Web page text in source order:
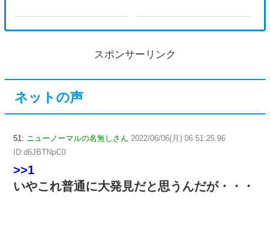
スポンサーリンク
ネットの声
51: ニューノーマルの名無しさん 2022/06/06(月) 06:51:25.96
ID:d6JBTNpC0
>>1
いやこれ普通に大発見だと思うんだが・・・